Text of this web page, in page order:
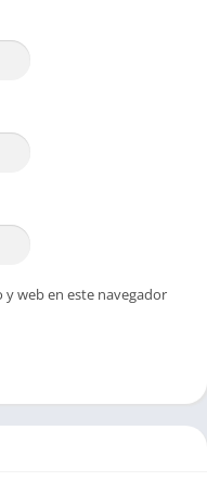
web en este navegador